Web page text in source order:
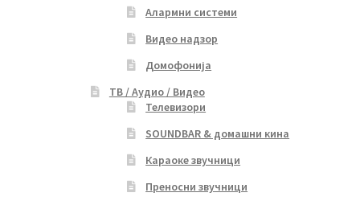
Алармни системи
Видео надзор
Домофонија
ТВ / Аудио / Видео
Телевизори
SOUNDBAR & домашни кина
Караоке звучници
Преносни звучници